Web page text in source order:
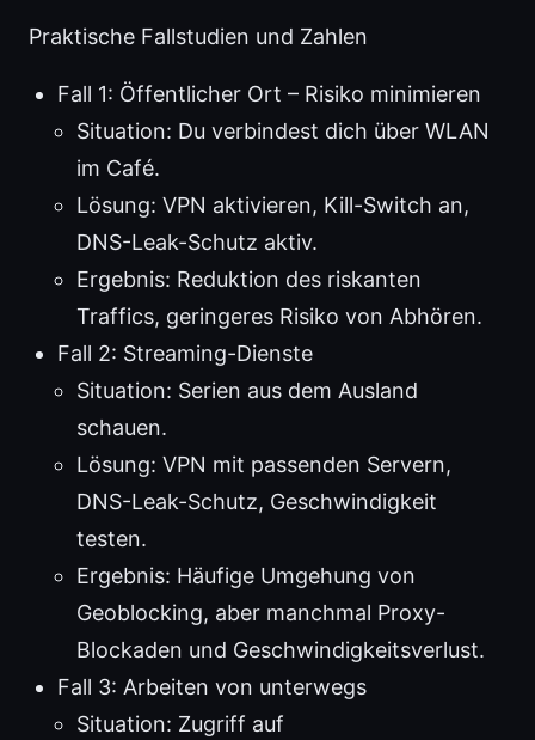
Praktische Fallstudien und Zahlen
Fall 1: Öffentlicher Ort – Risiko minimieren
Situation: Du verbindest dich über WLAN
im Café.
Lösung: VPN aktivieren, Kill-Switch an,
DNS-Leak-Schutz aktiv.
Ergebnis: Reduktion des riskanten
Traffics, geringeres Risiko von Abhören.
Fall 2: Streaming-Dienste
Situation: Serien aus dem Ausland
schauen.
Lösung: VPN mit passenden Servern,
DNS-Leak-Schutz, Geschwindigkeit
testen.
Ergebnis: Häufige Umgehung von
Geoblocking, aber manchmal Proxy-
Blockaden und Geschwindigkeitsverlust.
Fall 3: Arbeiten von unterwegs
Situation: Zugriff auf